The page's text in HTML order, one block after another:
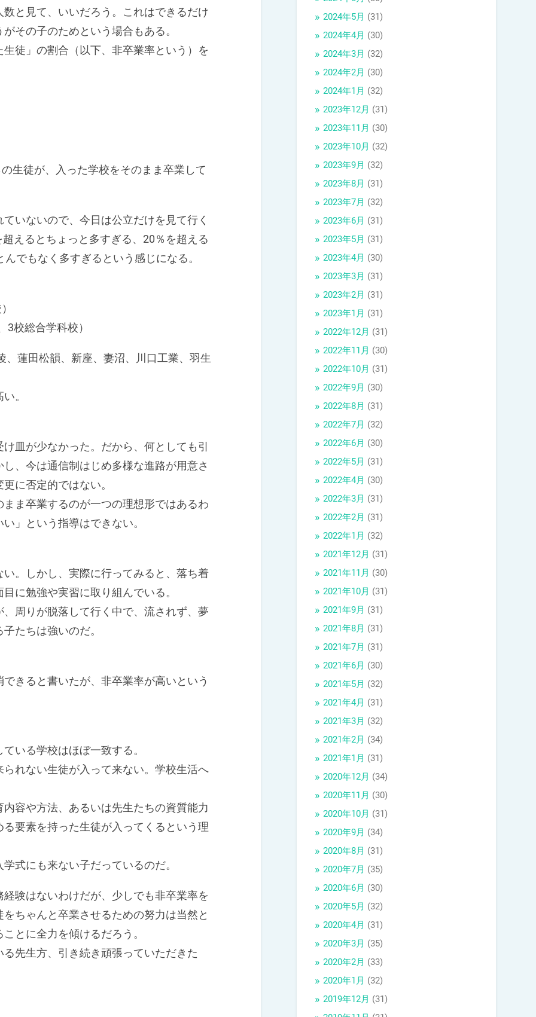
と見て、いいだろう。これはできるだけ
その子のためという場合もある。
徒」の割合（以下、非卒業率という）を
徒が、入った学校をそのまま卒業して
いないので、今日は公立だけを見て行く
えるとちょっと多すぎる、20％を超える
でもなく多すぎるという感じになる。
総合学科校）
蓮田松韻、新座、妻沼、川口工業、羽生
。
皿が少なかった。だから、何としても引
、今は通信制はじめ多様な進路が用意さ
に否定的ではない。
ま卒業するのが一つの理想形ではあるわ
」という指導はできない。
。しかし、実際に行ってみると、落ち着
に勉強や実習に取り組んでいる。
周りが脱落して行く中で、流されず、夢
たちは強いのだ。
きると書いたが、非卒業率が高いという
いる学校はほぼ一致する。
れない生徒が入って来ない。学校生活へ
容や方法、あるいは先生たちの資質能力
要素を持った生徒が入ってくるという理
式にも来ない子だっているのだ。
験はないわけだが、少しでも非卒業率を
ちゃんと卒業させるための努力は当然と
とに全力を傾けるだろう。
先生方、引き続き頑張っていただきた
2024年5月 (31)
2024年4月 (30)
2024年3月 (32)
2024年2月 (30)
2024年1月 (32)
2023年12月 (31)
2023年11月 (30)
2023年10月 (32)
2023年9月 (32)
2023年8月 (31)
2023年7月 (32)
2023年6月 (31)
2023年5月 (31)
2023年4月 (30)
2023年3月 (31)
2023年2月 (31)
2023年1月 (31)
2022年12月 (31)
2022年11月 (30)
2022年10月 (31)
2022年9月 (30)
2022年8月 (31)
2022年7月 (32)
2022年6月 (30)
2022年5月 (31)
2022年4月 (30)
2022年3月 (31)
2022年2月 (31)
2022年1月 (32)
2021年12月 (31)
2021年11月 (30)
2021年10月 (31)
2021年9月 (31)
2021年8月 (31)
2021年7月 (31)
2021年6月 (30)
2021年5月 (32)
2021年4月 (31)
2021年3月 (32)
2021年2月 (34)
2021年1月 (31)
2020年12月 (34)
2020年11月 (30)
2020年10月 (31)
2020年9月 (34)
2020年8月 (31)
2020年7月 (35)
2020年6月 (30)
2020年5月 (32)
2020年4月 (31)
2020年3月 (35)
2020年2月 (33)
2020年1月 (32)
2019年12月 (31)